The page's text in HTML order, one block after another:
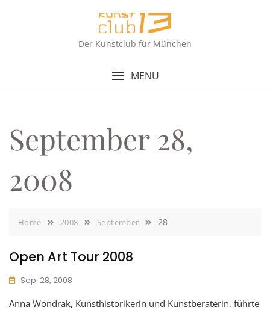
Der Kunstclub für München
MENU
September 28,
2008
Home 2008 September 28
Open Art Tour 2008
Sep. 28, 2008
Anna Wondrak, Kunsthistorikerin und Kunstberaterin, führte